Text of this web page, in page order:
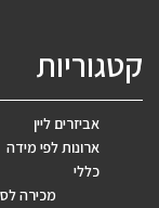
קטגוריות
אביזרים ליין
ארונות לפי מידה
כללי
מכירה